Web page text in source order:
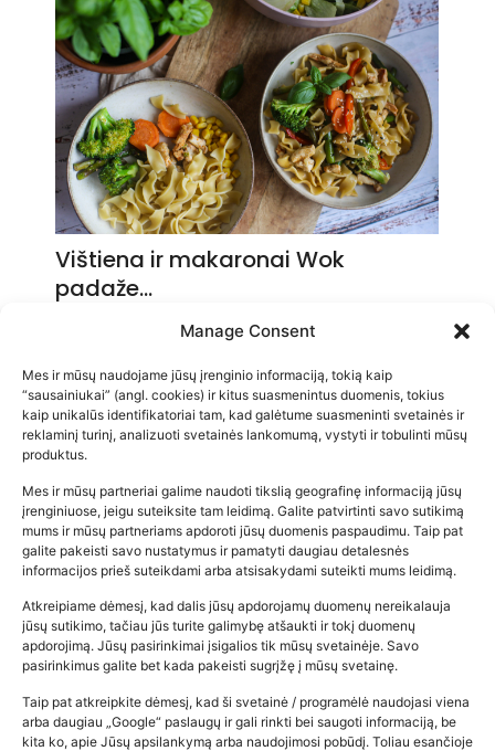
Manage Consent
Mes ir mūsų naudojame jūsų įrenginio informaciją, tokią kaip
“sausainiukai” (angl. cookies) ir kitus suasmenintus duomenis, tokius
kaip unikalūs identifikatoriai tam, kad galėtume suasmeninti svetainės ir
reklaminį turinį, analizuoti svetainės lankomumą, vystyti ir tobulinti mūsų
produktus.
Mes ir mūsų partneriai galime naudoti tikslią geografinę informaciją jūsų
įrenginiuose, jeigu suteiksite tam leidimą. Galite patvirtinti savo sutikimą
mums ir mūsų partneriams apdoroti jūsų duomenis paspaudimu. Taip pat
galite pakeisti savo nustatymus ir pamatyti daugiau detalesnės
informacijos prieš suteikdami arba atsisakydami suteikti mums leidimą.
Atkreipiame dėmesį, kad dalis jūsų apdorojamų duomenų nereikalauja
jūsų sutikimo, tačiau jūs turite galimybę atšaukti ir tokį duomenų
apdorojimą. Jūsų pasirinkimai įsigalios tik mūsų svetainėje. Savo
pasirinkimus galite bet kada pakeisti sugrįžę į mūsų svetainę.
Taip pat atkreipkite dėmesį, kad ši svetainė / programėlė naudojasi viena
arba daugiau „Google“ paslaugų ir gali rinkti bei saugoti informaciją, be
kita ko, apie Jūsų apsilankymą arba naudojimosi pobūdį. Toliau esančioje
Vištiena ir makaronai Wok
padaže…
Populiariausios parduotuvės
kūdikių tyrelės –…
2026-02-22